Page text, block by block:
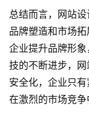
总结而言，网站
品牌塑造和市场
企业提升品牌形
技的不断进步，
安全化，企业只
在激烈的市场竞争